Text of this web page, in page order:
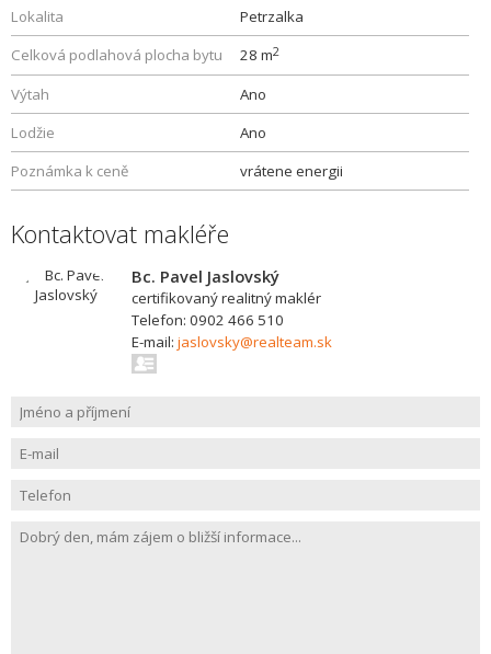
Lokalita
Petrzalka
Celková podlahová plocha bytu
28 m2
Výtah
Ano
Lodžie
Ano
Poznámka k ceně
vrátene energii
Kontaktovat makléře
Bc. Pavel Jaslovský
certifikovaný realitný maklér
Telefon: 0902 466 510
E-mail: jaslovsky@realteam.sk